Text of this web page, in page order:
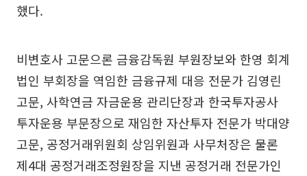
했다.
비변호사 고문으론 금융감독원 부원장보와 한영 회계
법인 부회장을 역임한 금융규제 대응 전문가 김영린
고문, 사학연금 자금운용 관리단장과 한국투자공사
투자운용 부문장으로 재임한 자산투자 전문가 박대양
고문, 공정거래위원회 상임위원과 사무처장은 물론
제4대 공정거래조정원장을 지낸 공정거래 전문가인